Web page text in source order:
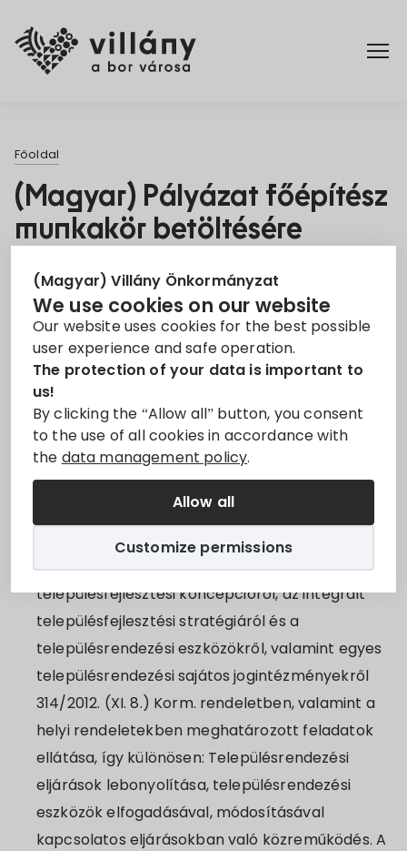
(Magyar) Villány Önkormányzat
We use cookies on our website
Our website uses cookies for the best possible
user experience and safe operation.
The protection of your data is important to
us!
By clicking the “Allow all” button, you consent
to the use of all cookies in accordance with
the data management policy.
Allow all
Customize permissions
Rendelettár
Turizmus
Főoldal
(Magyar) Pályázat főépítész
munkakör betöltésére
Főépítész
Sorry, this entry is only available inMagyar.
Feladatok
A mindenkori hatályos jogszabályokba foglalt
főépítészeti feladatok: az épített környezet
alakításáról és védelméről szóló 1997. évi LXXVIII.
törvényben, a főépítészeti tevékenységről szóló
190/2009. (IX.15.) kormányrendeletben, a
településfejlesztési koncepcióról, az integrált
településfejlesztési stratégiáról és a
településrendezési eszközökről, valamint egyes
településrendezési sajátos jogintézményekről
314/2012. (XI. 8.) Korm. rendeletben, valamint a
helyi rendeletekben meghatározott feladatok
ellátása, így különösen: Településrendezési
eljárások lebonyolítása, településrendezési
eszközök elfogadásával, módosításával
kapcsolatos eljárásokban való közreműködés. A